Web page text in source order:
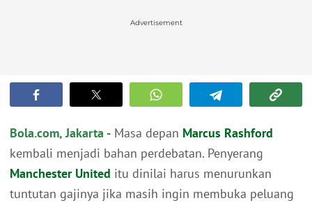
Advertisement
Bola.com, Jakarta - Masa depan Marcus Rashford
kembali menjadi bahan perdebatan. Penyerang
Manchester United itu dinilai harus menurunkan
tuntutan gajinya jika masih ingin membuka peluang